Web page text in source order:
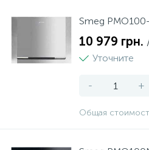
Smeg
10 979 грн.
Уточните
- +
Общая